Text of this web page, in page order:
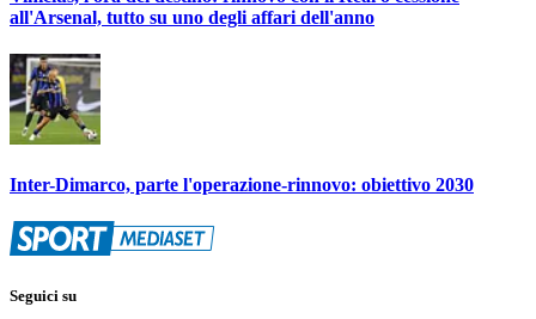
all'Arsenal, tutto su uno degli affari dell'anno
Inter-Dimarco, parte l'operazione-rinnovo: obiettivo 2030
Seguici su